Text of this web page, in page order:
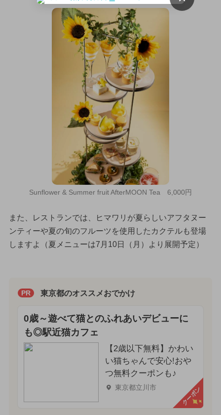
Sunflower & Summer fruit AfterMOON Tea 6,000円
また、レストランでは、ヒマワリが夏らしいアフタヌー
ンティーや夏の旬のフルーツを使用したカクテルも登場
しますよ（夏メニューは7月10日（月）より展開予定）
PR 東京都のオススメおでかけ
0歳～遊べて猫とのふれあいデビューに
も◎駅近猫カフェ
【2歳以下無料】かわい
い猫ちゃんで安心!おや
つ無料クーポンも♪
東京都立川市 クーポン